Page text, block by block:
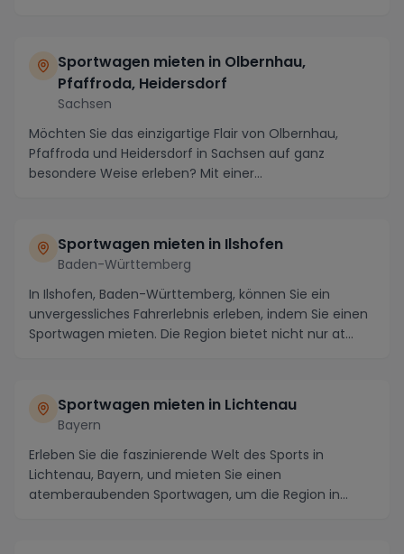
Sportwagen mieten in Olbernhau,
Pfaffroda, Heidersdorf
Sachsen
Möchten Sie das einzigartige Flair von Olbernhau,
Pfaffroda und Heidersdorf in Sachsen auf ganz
besondere Weise erleben? Mit einer
Sportwagen mieten in Ilshofen
Baden-Württemberg
In Ilshofen, Baden-Württemberg, können Sie ein
unvergessliches Fahrerlebnis erleben, indem Sie einen
Sportwagen mieten. Die Region bietet nicht nur at...
Sportwagen mieten in Lichtenau
Bayern
Erleben Sie die faszinierende Welt des Sports in
Lichtenau, Bayern, und mieten Sie einen
atemberaubenden Sportwagen, um die Region in